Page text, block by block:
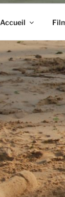
Accueil